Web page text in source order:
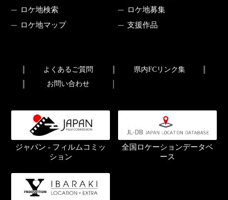
ロケ地検索
ロケ地募集
ロケ地マップ
支援作品
よくあるご質問
県内FCリンク集
お問い合わせ
ジャパン - フィルムコミッ
ション
全国ロケーションデータベ
ース